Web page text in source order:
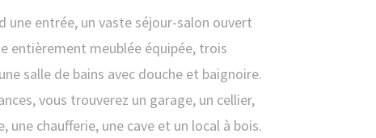
une entrée, un vaste séjour-salon ouvert
entièrement meublée équipée, trois
salle de bains avec douche et baignoire.
vous trouverez un garage, un cellier,
une chaufferie, une cave et un local à bois.